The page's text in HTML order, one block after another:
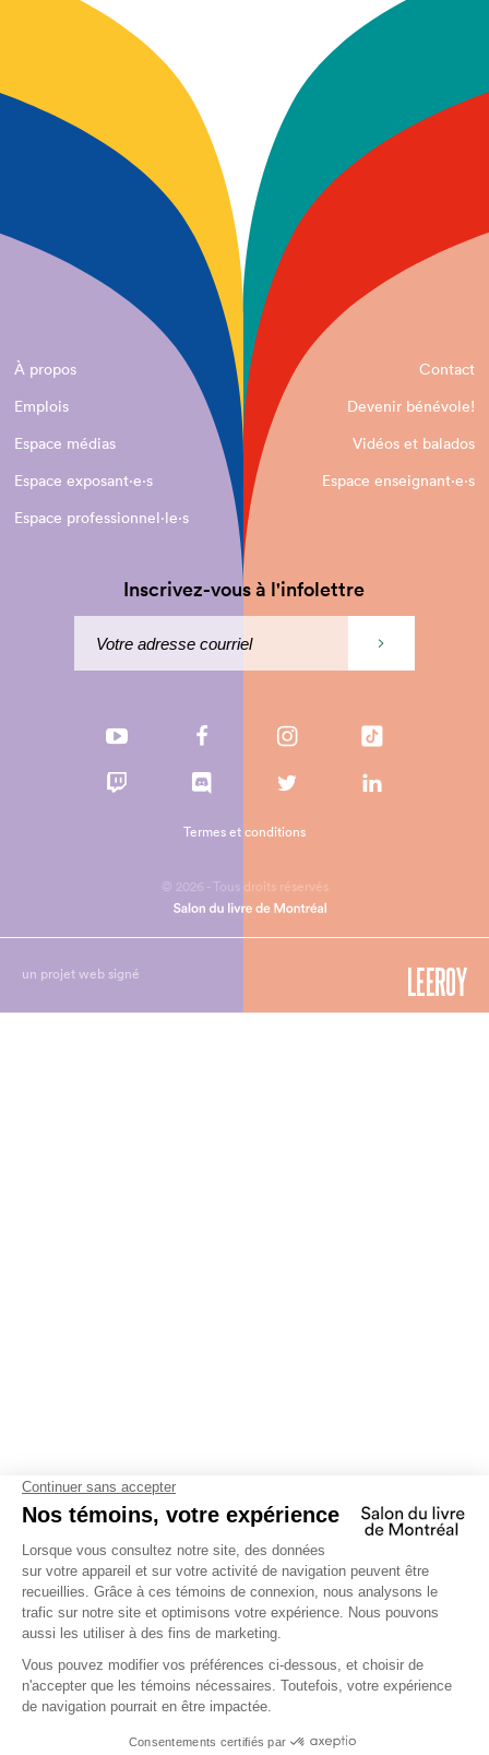
À propos
Contact
Emplois
Devenir bénévole!
Espace médias
Vidéos et balados
Espace exposant·e⋅s
Espace enseignant·e⋅s
Espace professionnel·le⋅s
Inscrivez-vous à l'infolettre
© 2026 - Tous droits réservés
Termes et conditions
un projet web signé